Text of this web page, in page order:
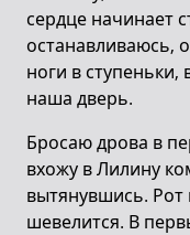
сердце начинает
останавливаюсь,
ноги в ступеньки,
наша дверь.
Бросаю дрова в
вхожу в Лилину
вытянувшись. Рот
шевелится. В